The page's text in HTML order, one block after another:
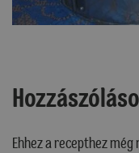
Ehhez a recepthez